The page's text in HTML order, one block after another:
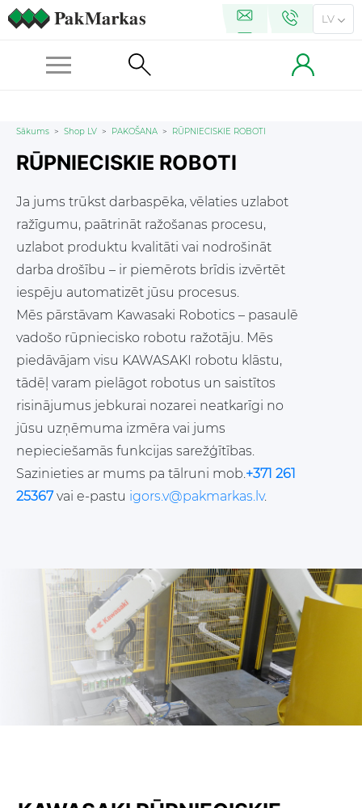
LV
Sākums > Shop LV > PAKOŠANA > RŪPNIECISKIE ROBOTI
RŪPNIECISKIE ROBOTI
Ja jums trūkst darbaspēka, vēlaties uzlabot
ražīgumu, paātrināt ražošanas procesu,
uzlabot produktu kvalitāti vai nodrošināt
darba drošību – ir piemērots brīdis izvērtēt
iespēju automatizēt jūsu procesus.
Mēs pārstāvam Kawasaki Robotics – pasaulē
vadošo rūpniecisko robotu ražotāju. Mēs
piedāvājam visu KAWASAKI robotu klāstu,
tādēļ varam pielāgot robotus un saistītos
risinājumus jebkurai nozarei neatkarīgi no
jūsu uzņēmuma izmēra vai jums
nepieciešamās funkcijas sarežģītības.
Sazinieties ar mums pa tālruni mob.+371 261
25367 vai e-pastu igors.v@pakmarkas.lv.